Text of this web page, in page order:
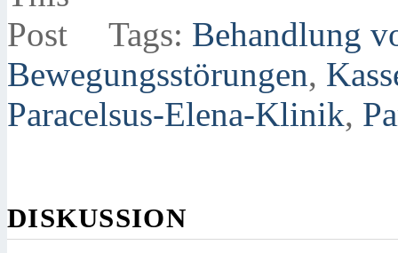
Tags: Behandlung
Bewegungsstörungen,
Paracelsus-Elena-Klinik,
DISKUSSION